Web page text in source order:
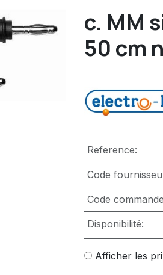
c. MM
50 cm
Reference:
Code
Code
Disponibilité:
Afficher les